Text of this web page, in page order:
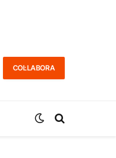
COL·LABORA